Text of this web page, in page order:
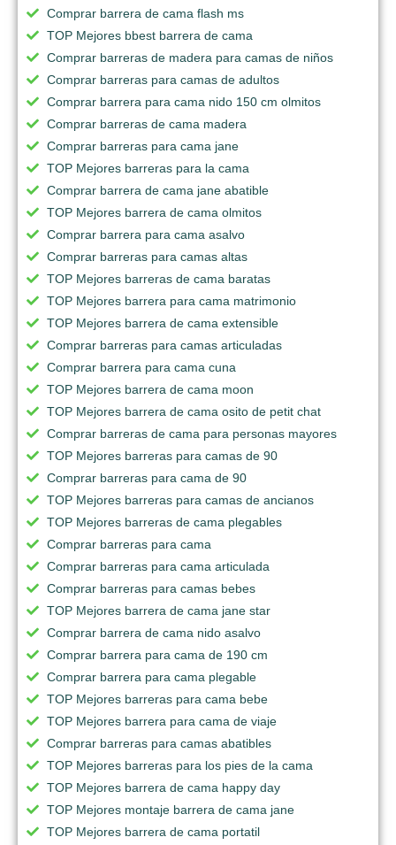
Comprar barrera de cama flash ms
TOP Mejores bbest barrera de cama
Comprar barreras de madera para camas de niños
Comprar barreras para camas de adultos
Comprar barrera para cama nido 150 cm olmitos
Comprar barreras de cama madera
Comprar barreras para cama jane
TOP Mejores barreras para la cama
Comprar barrera de cama jane abatible
TOP Mejores barrera de cama olmitos
Comprar barrera para cama asalvo
Comprar barreras para camas altas
TOP Mejores barreras de cama baratas
TOP Mejores barrera para cama matrimonio
TOP Mejores barrera de cama extensible
Comprar barreras para camas articuladas
Comprar barrera para cama cuna
TOP Mejores barrera de cama moon
TOP Mejores barrera de cama osito de petit chat
Comprar barreras de cama para personas mayores
TOP Mejores barreras para camas de 90
Comprar barreras para cama de 90
TOP Mejores barreras para camas de ancianos
TOP Mejores barreras de cama plegables
Comprar barreras para cama
Comprar barreras para cama articulada
Comprar barreras para camas bebes
TOP Mejores barrera de cama jane star
Comprar barrera de cama nido asalvo
Comprar barrera para cama de 190 cm
Comprar barrera para cama plegable
TOP Mejores barreras para cama bebe
TOP Mejores barrera para cama de viaje
Comprar barreras para camas abatibles
TOP Mejores barreras para los pies de la cama
TOP Mejores barrera de cama happy day
TOP Mejores montaje barrera de cama jane
TOP Mejores barrera de cama portatil